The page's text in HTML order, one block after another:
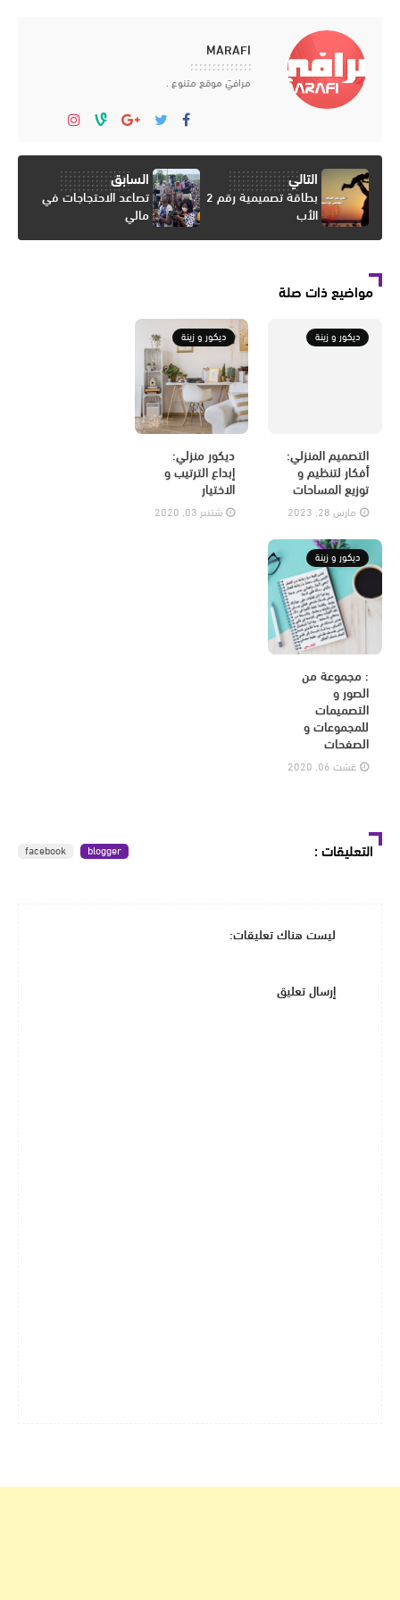
MARAFI
مرافيَ موقع متنوع .
التالي
بطاقة تصميمية رقم 2
الأب
السابق
تصاعد الاحتجاجات في
مالي
مواضيع ذات صلة
ديكور و زينة
التصميم المنزلي:
أفكار لتنظيم و
توزيع المساحات
مارس 28, 2023
ديكور و زينة
ديكور منزلي:
إبداع الترتيب و
الاختيار
شتنبر 03, 2020
ديكور و زينة
: مجموعة من
الصور و
التصميمات
للمجموعات و
الصفحات
غشت 06, 2020
التعليقات :
blogger
facebook
ليست هناك تعليقات:
إرسال تعليق